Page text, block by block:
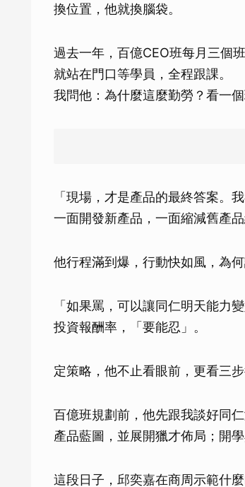
換位置，他就換腦袋。
過去一年，百億CEO班每月三個
就站在門口等學員，全程跟課。
我問他：為什麼這麼勤勞？看一
「現場，才是產品的最終答案。
一面開發新產品，一面縮減舊產品
他行程滿到爆，行動快如風，為
「如果罵，可以讓同仁明天能力
投資報酬率，「要能忍」。
定策略，他不止看眼前，更看三步
百億班規劃前，他先跟我談好同
產品藍圖，並展開獵才佈局；開
這段日子，邱奕嘉在商周示範什麼